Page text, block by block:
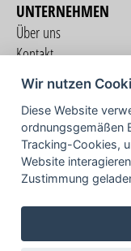
UNTERNEHMEN
Über uns
Kontakt
Nutzungsbedingungen
Datenschutzerklärung
Impressum
Wir nutzen
Diese Website
ordnungsgemäßen
Tracking-Cookies,
Website
Zustimmung